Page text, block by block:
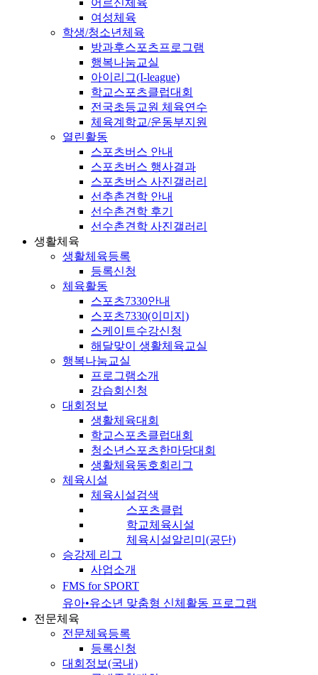
여성체육
학생/청소년체육
방과후스포츠프로그램
행복나눔교실
아이리그(I-league)
학교스포츠클럽대회
전국초등교원 체육연수
체육계학교/운동부지원
열린활동
스포츠버스 안내
스포츠버스 행사결과
스포츠버스 사진갤러리
선추촌견학 안내
선수촌견학 후기
선수촌견학 사진갤러리
생활체육
생활체육등록
등록신청
체육활동
스포츠7330안내
스포츠7330(이미지)
스케이트수강신청
해달맞이 생활체육교실
행복나눔교실
프로그램소개
강습회신청
대회정보
생활체육대회
학교스포츠클럽대회
청소년스포츠한마당대회
생활체육동호회리그
체육시설
체육시설검색
스포츠클럽
학교체육시설
체육시설알리미(공단)
승강제 리그
사업소개
FMS for SPORT
유아•유소년 맞춤형 신체활동 프로그램
전문체육
전문체육등록
등록신청
대회정보(국내)